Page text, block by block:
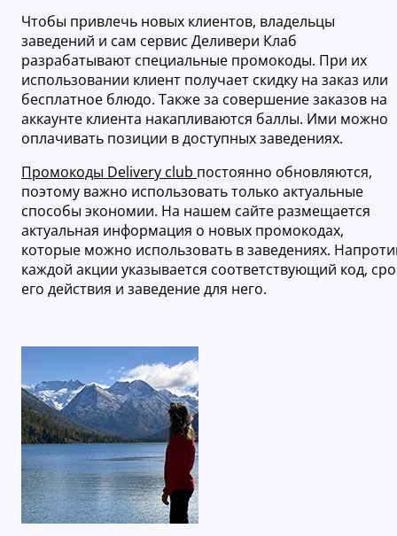
Чтобы привлечь новых клиентов, владельцы
заведений и сам сервис Деливери Клаб
разрабатывают специальные промокоды. При их
использовании клиент получает скидку на заказ или
бесплатное блюдо. Также за совершение заказов на
аккаунте клиента накапливаются баллы. Ими можно
оплачивать позиции в доступных заведениях.
Промокоды Delivery club постоянно обновляются,
поэтому важно использовать только актуальные
способы экономии. На нашем сайте размещается
актуальная информация о новых промокодах,
которые можно использовать в заведениях.
каждой акции указывается соответствующий код,
его действия и заведение для него.